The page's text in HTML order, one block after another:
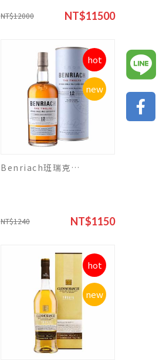
NT$12000 NT$11500
hot
new
Benriach班瑞克蘇格蘭12年威士忌
NT$1240 NT$1150
hot
new